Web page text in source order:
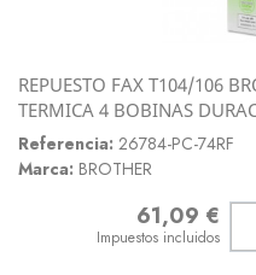
REPUESTO FAX T104/106
TERMICA 4 BOBINAS
Referencia: 26784-PC-74RF
Marca: BROTHER
Precio61,09 €
Impuestos incluidos